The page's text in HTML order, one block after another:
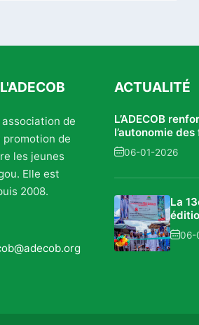
association de
de
les jeunes
Elle est
2008.
ACTUALITÉ
L’ADECOB
l’autonomie
du Borgou :
concrets et une
06-01-2026
La
Foire06-